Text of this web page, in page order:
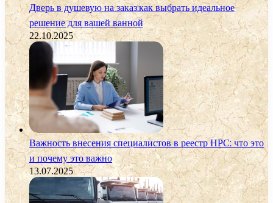
Дверь в душевую на заказ:как выбрать идеальное
решение для вашей ванной
22.10.2025
Важность внесения специалистов в реестр НРС: что это
и почему это важно
13.07.2025